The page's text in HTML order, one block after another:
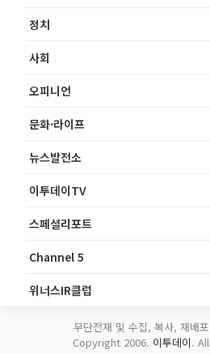
정치
사회
오피니언
문화·라이프
뉴스발전소
이투데이TV
스페셜리포트
Channel 5
위너스IR클럽
무단전재 및 수집, 복사, 재배
Copyright 2006. 이투데이.